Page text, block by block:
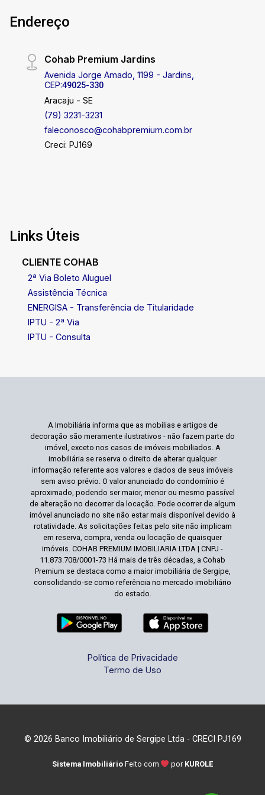
Endereço
Cohab Premium Jardins
Avenida Jorge Amado, 1199 - Jardins,
CEP:49025-330
Aracaju - SE
(79) 3231-3231
faleconosco@cohabpremium.com.br
Creci: PJ169
Links Úteis
CLIENTE COHAB
2ª Via Boleto Aluguel
Assistência Técnica
ENERGISA - Transferência de Titularidade
IPTU - 2ª Via
IPTU - Consulta
A Imobiliária informa que as mobílias e artigos de
decoração são meramente ilustrativos - não fazem parte do
imóvel, exceto nos casos de imóveis mobiliados. A
imobiliária se reserva o direito de alterar qualquer
informação referente aos valores e dados de seus imóveis
sem aviso prévio. O valor anunciado do condomínio é
aproximado, podendo ser maior, menor ou mesmo passível
de alteração no decorrer da locação. Pode ocorrer de algum
imóvel anunciado no site não estar mais disponível devido à
rotatividade. As solicitações feitas pelo site não implicam
em reserva, compra, venda ou locação de quaisquer
imóveis. COHAB PREMIUM IMOBILIARIA LTDA | CNPJ -
11.873.708/0001-73 Há mais de três décadas, a Cohab
Premium se destaca como a maior imobiliária de Sergipe,
consolidando-se como referência no mercado imobiliário
do estado.
Política de Privacidade
Termo de Uso
© 2026 Banco Imobiliário de Sergipe Ltda - CRECI PJ169
Sistema Imobiliário Feito com por KUROLE